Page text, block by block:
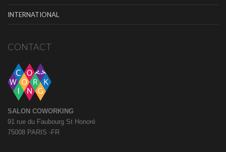
INTERNATIONAL
CONTACT
SALON COWORKING
91 rue du Faubourg St Honoré
75008 PARIS -FR